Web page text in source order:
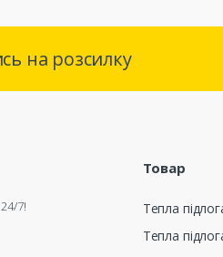
на розсилку
7!
Товар
Тепла
Тепла